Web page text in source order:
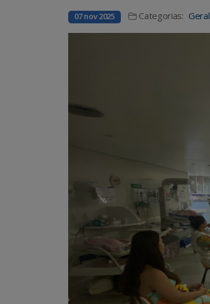
07 nov 2025 Categorias: Geral